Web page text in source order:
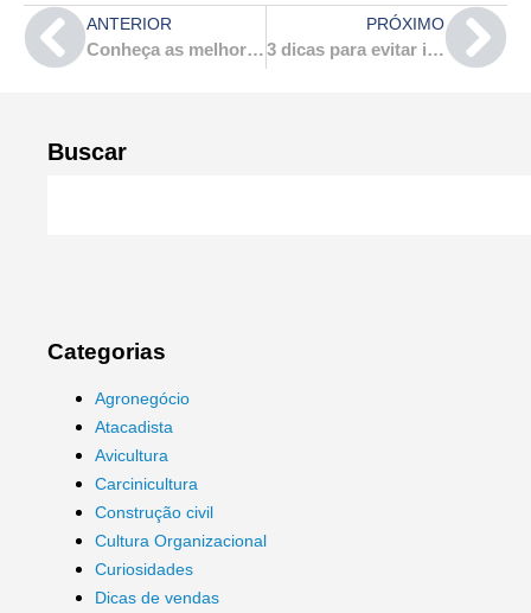
Buscar
Categorias
Agronegócio
Atacadista
Avicultura
Carcinicultura
Construção civil
Cultura Organizacional
Curiosidades
Dicas de vendas
ANTERIOR
Conheça as melhores práticas para conquistar clientes na construção civil!
PRÓXIMO
3 dicas para evitar infiltrações na sua obra